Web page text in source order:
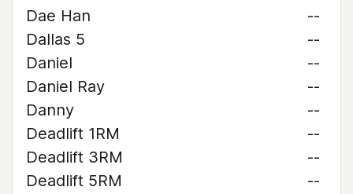
Dae Han
--
Dallas 5
--
Daniel
--
Daniel Ray
--
Danny
--
Deadlift 1RM
--
Deadlift 3RM
--
Deadlift 5RM
--